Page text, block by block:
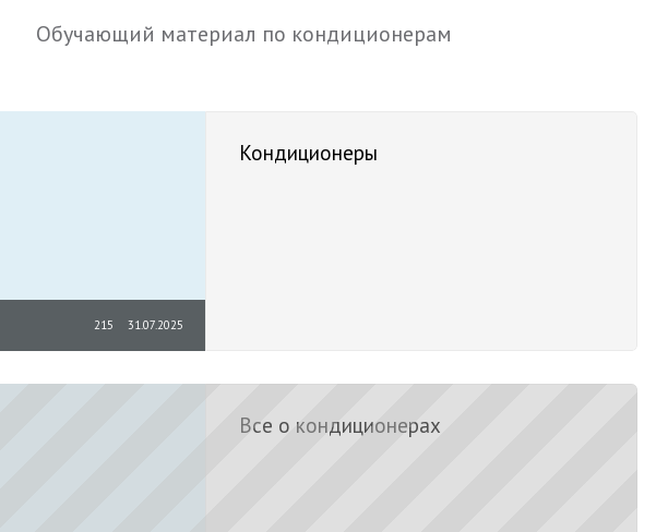
Обучающий материал по кондиционерам
31.07.2025
215
Кондиционеры
Все о кондиционерах